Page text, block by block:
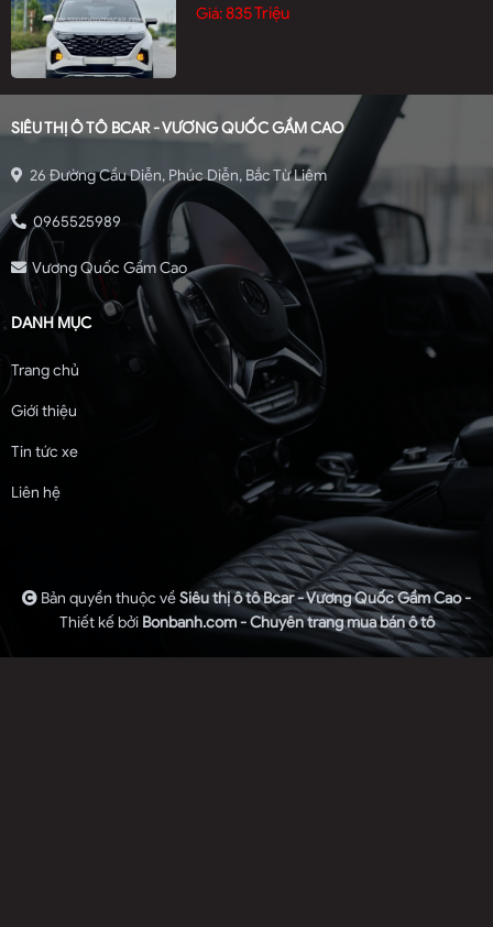
Giá:835 Triệu
SIÊU THỊ Ô TÔ BCAR - VƯƠNG QUỐC GẦM CAO
26 Đường Cầu Diễn, Phúc Diễn, Bắc Từ Liêm
0965525989
Vương Quốc Gầm Cao
DANH MỤC
Trang chủ
Giới thiệu
Tin tức xe
Liên hệ
Bản quyền thuộc vềSiêu thị ô tô Bcar - Vương Quốc Gầm Cao -
Thiết kế bởi Bonbanh.com - Chuyên trang mua bán ô tô